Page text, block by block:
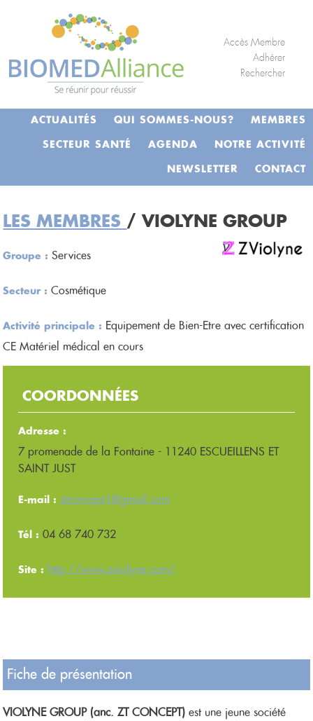
c
ACTUALITÉS QUI SOMMES-NOUS? MEMBRES
SECTEUR SANTÉ AGENDA NOTRE ACTIVITÉ
NEWSLETTER CONTACT
Accès Membre
Adhérer
Rechercher
LES MEMBRES / VIOLYNE GROUP
Groupe : Services
Secteur : Cosmétique
Activité principale : Equipement de Bien-Etre avec certification
CE Matériel médical en cours
COORDONNÉES
Adresse :
7 promenade de la Fontaine - 11240 ESCUEILLENS ET
SAINT JUST
E-mail : ztconcept1@gmail.com
Tél : 04 68 740 732
Site : http://www.zviolyne.com/
Fiche de présentation
VIOLYNE GROUP (anc. ZT CONCEPT) est une jeune société